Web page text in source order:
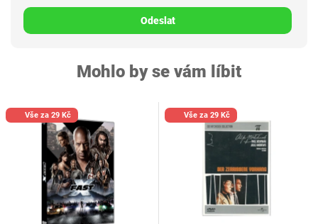
Odeslat
Mohlo by se vám líbit
Vše za 29 Kč Vše za 29 Kč